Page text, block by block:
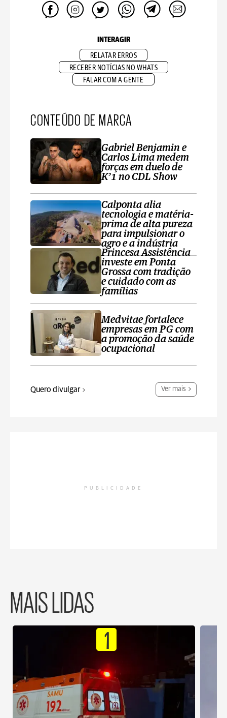
INTERAGIR
RELATAR ERROS
RECEBER NOTÍCIAS NO WHATS
FALAR COM A GENTE
CONTEÚDO DE MARCA
Gabriel Benjamin e
Carlos Lima medem
forças em duelo de
K’1 no CDL Show
Calponta alia
tecnologia e matéria-
prima de alta pureza
para impulsionar o
agro e a indústria
Princesa Assistência
investe em Ponta
Grossa com tradição
e cuidado com as
famílias
Medvitae fortalece
empresas em PG com
a promoção da saúde
ocupacional
Quero divulgar Ver mais
PUBLICIDADE
MAIS LIDAS
1